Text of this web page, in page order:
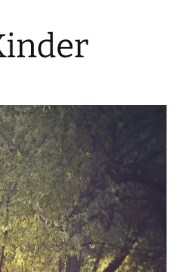
bei
ADHS
Neue
Datenschutzerklärung